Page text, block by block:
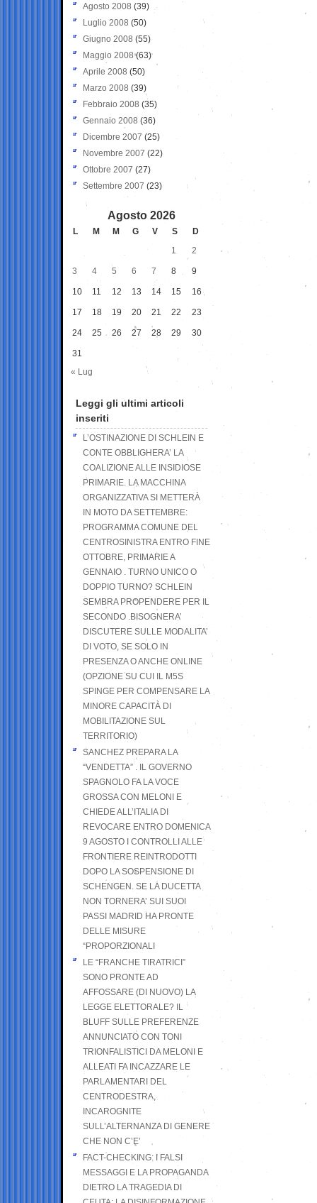
Agosto 2008 (39)
Luglio 2008 (50)
Giugno 2008 (55)
Maggio 2008(63)
Aprile 2008 (50)
Marzo 2008 (39)
Febbraio 2008 (35)
Gennaio 2008 (36)
Dicembre 2007 (25)
Novembre 2007 (22)
Ottobre 2007 (27)
Settembre 2007 (23)
Agosto 2026
L M M G V S
D
1
2
3 4 5 6 7 8 9
10 11 12 13 14 15 16
17 18 19 20 21 22 23
24 25 26 27 28 29 30
31
« Lug
Leggi gli ultimi articoli
inseriti
L’OSTINAZIONE DI SCHLEIN E
CONTE OBBLIGHERA’ LA
COALIZIONE ALLE INSIDIOSE
PRIMARIE. LA MACCHINA
ORGANIZZATIVA SI METTERÀ
IN MOTO DA SETTEMBRE:
PROGRAMMA COMUNE DEL
CENTROSINISTRA ENTRO FINE
OTTOBRE, PRIMARIE A
GENNAIO . TURNO UNICO O
DOPPIO TURNO? SCHLEIN
SEMBRA PROPENDERE PER IL
SECONDO .BISOGNERA’
DISCUTERE SULLE MODALITA’
DI VOTO, SE SOLO IN
PRESENZA O ANCHE ONLINE
(OPZIONE SU CUI IL M5S
SPINGE PER COMPENSARE LA
MINORE CAPACITÀ DI
MOBILITAZIONE SUL
TERRITORIO)
SANCHEZ PREPARA LA
“VENDETTA” . IL GOVERNO
SPAGNOLO FA LA VOCE
GROSSA CON MELONI E
CHIEDE ALL’ITALIA DI
REVOCARE ENTRO DOMENICA
9 AGOSTO I CONTROLLI ALLE
FRONTIERE REINTRODOTTI
DOPO LA SOSPENSIONE DI
SCHENGEN. SE LA DUCETTA
NON TORNERA’ SUI SUOI
PASSI MADRID HA PRONTE
DELLE MISURE
“PROPORZIONALI
LE “FRANCHE TIRATRICI”
SONO PRONTE AD
AFFOSSARE (DI NUOVO) LA
LEGGE ELETTORALE? IL
BLUFF SULLE PREFERENZE
ANNUNCIATO CON TONI
TRIONFALISTICI DA MELONI E
ALLEATI FA INCAZZARE LE
PARLAMENTARI DEL
CENTRODESTRA,
INCAROGNITE
SULL’ALTERNANZA DI GENERE
CHE NON C’E’
FACT-CHECKING: I FALSI
MESSAGGI E LA PROPAGANDA
DIETRO LA TRAGEDIA DI